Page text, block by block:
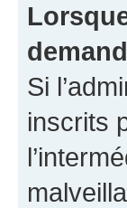
Si
inscrits